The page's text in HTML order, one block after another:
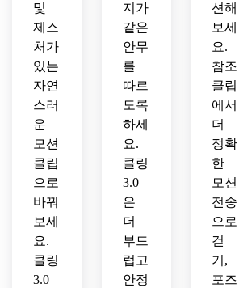
및
제스
처가
있는
자연
스러
운
모션
클립
으로
바꿔
보세
요.
클링
3.0
지가
같은
안무
를
따르
도록
하세
요.
클링
3.0
은
더
부드
럽고
안정
션해
보세
요.
참조
클립
에서
더
정확
한
모션
전송
으로
걷
기,
포즈